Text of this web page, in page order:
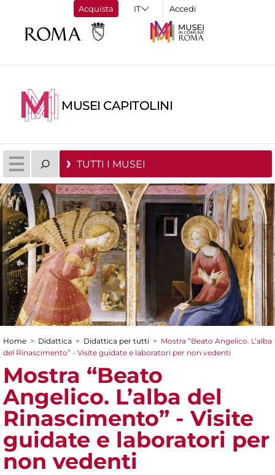
Acquista Accedi
MUSEI CAPITOLINI
TUTTI I MUSEI
Tu sei qui
Home > Didattica > Didattica per tutti > Mostra “Beato Angelico. L’alba
del Rinascimento” - Visite guidate e laboratori per non vedenti
Mostra “Beato
Angelico. L’alba del
Rinascimento” - Visite
guidate e laboratori per
non vedenti